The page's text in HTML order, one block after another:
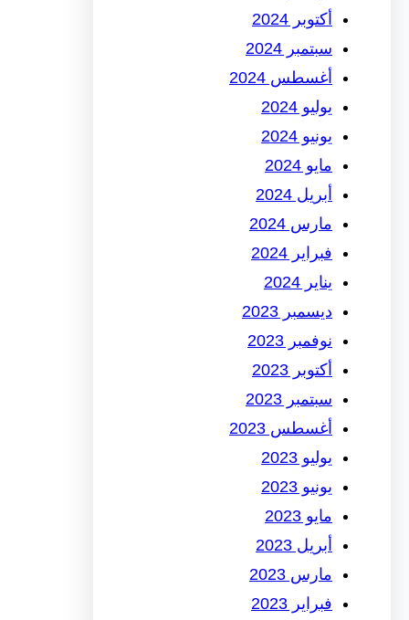
أكتوبر 2024
سبتمبر 2024
أغسطس 2024
يوليو 2024
يونيو 2024
مايو 2024
أبريل 2024
مارس 2024
فبراير 2024
يناير 2024
ديسمبر 2023
نوفمبر 2023
أكتوبر 2023
سبتمبر 2023
أغسطس 2023
يوليو 2023
يونيو 2023
مايو 2023
أبريل 2023
مارس 2023
فبراير 2023